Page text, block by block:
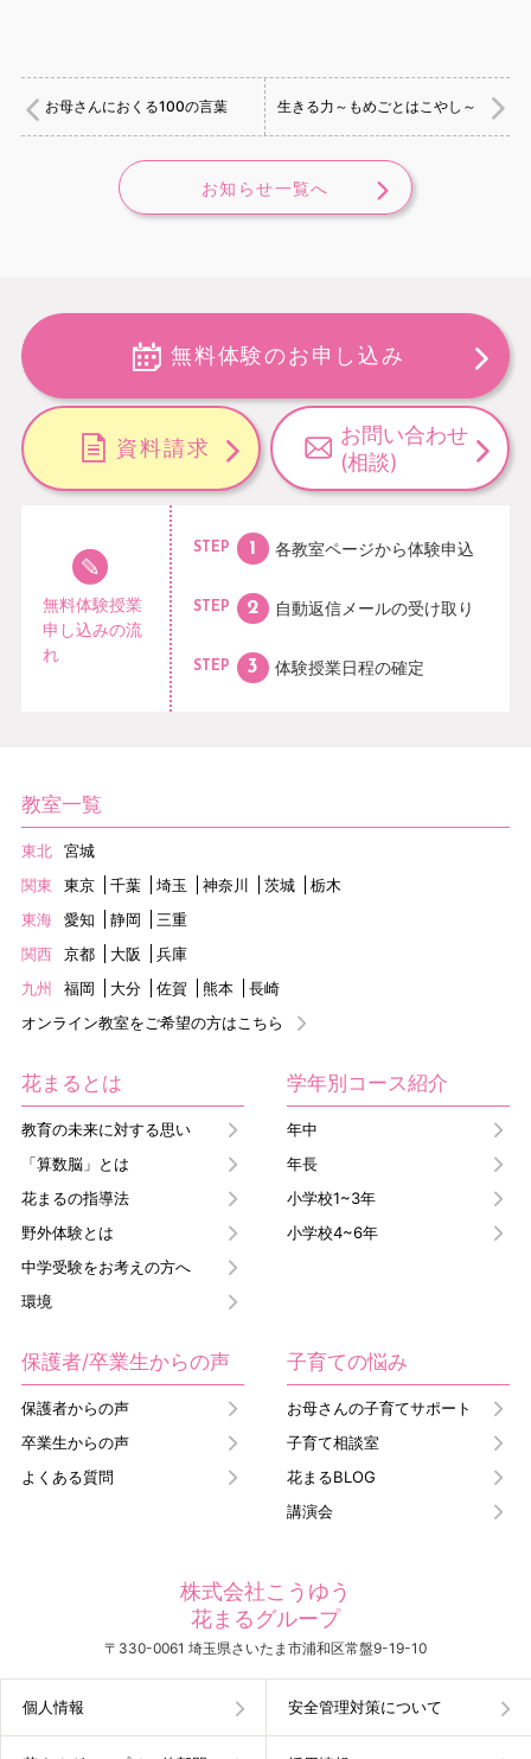
お母さんにおくる100の言葉 生きる力～もめごとはこやし～
お知らせ一覧へ
無料体験のお申し込み
資料請求
お問い合わせ
(相談)
無料体験授業
申し込みの流
れ
STEP 各教室ページから体験申込
STEP 自動返信メールの受け取り
STEP 体験授業日程の確定
教室一覧
東北
宮城
関東
東京 千葉 埼玉 神奈川 茨城
栃木
東海
愛知 静岡
三重
関西
京都 大阪
兵庫
九州
福岡 大分 佐賀 熊本
長崎
オンライン教室をご希望の方はこちら
花まるとは
教育の未来に対する思い
「算数脳」とは
花まるの指導法
野外体験とは
中学受験をお考えの方へ
環境
学年別コース紹介
年中
年長
小学校1~3年
小学校4~6年
保護者/卒業生からの声
保護者からの声
卒業生からの声
よくある質問
子育ての悩み
お母さんの子育てサポート
子育て相談室
花まるBLOG
講演会
株式会社こうゆう
花まるグループ
〒330-0061 埼玉県さいたま市浦和区常盤9-19-10
個人情報 安全管理対策について